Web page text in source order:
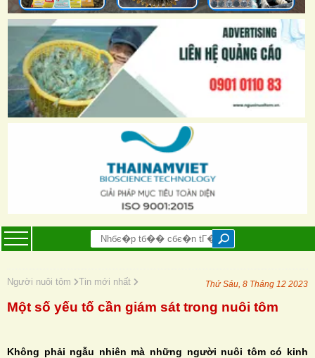
Người nuôi tôm Tin mới nhất Thứ Sáu, 8 Tháng 12 2023
Một số yếu tố cần giám sát trong nuôi tôm
Không phải ngẫu nhiên mà những người nuôi tôm có kinh